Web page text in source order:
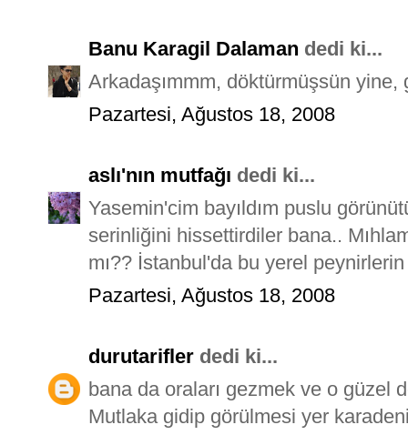
Banu Karagil Dalaman dedi ki...
Arkadaşımmm, döktürmüşsün
Pazartesi, Ağustos 18, 2008
aslı'nın mutfağı dedi ki...
Yasemin'cim bayıldım puslu
serinliğini hissettirdiler bana..
mı?? İstanbul'da bu yerel
Pazartesi, Ağustos 18, 2008
durutarifler dedi ki...
bana da oraları gezmek ve o güzel
Mutlaka gidip görülmesi yer